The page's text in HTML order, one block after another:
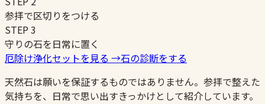
参拝で区切りをつける
STEP3
守りの石を日常に置く
厄除け浄化セットを見る →石の診断をする
天然石は願いを保証するものではありません。参拝で整えた
気持ちを、日常で思い出すきっかけとして紹介しています。